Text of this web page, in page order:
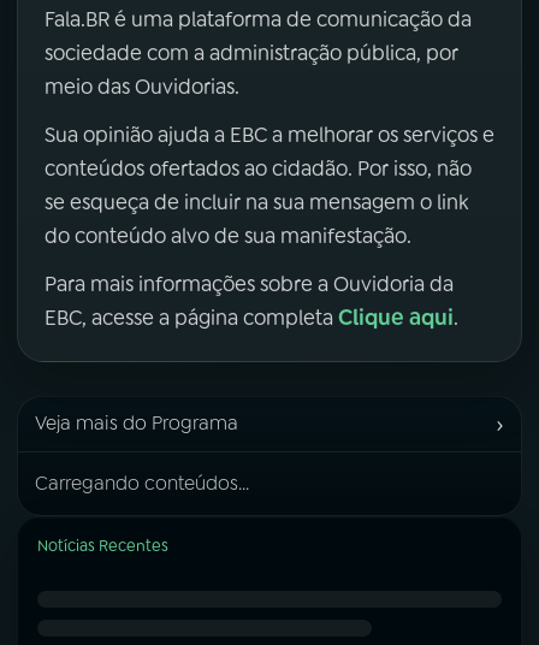
Fala.BR é uma plataforma de comunicação da
sociedade com a administração pública, por
meio das Ouvidorias.
Sua opinião ajuda a EBC a melhorar os serviços e
conteúdos ofertados ao cidadão. Por isso, não
se esqueça de incluir na sua mensagem o link
do conteúdo alvo de sua manifestação.
Para mais informações sobre a Ouvidoria da
EBC, acesse a página completa Clique aqui.
Veja mais do Programa ›
Carregando conteúdos...
Notícias Recentes